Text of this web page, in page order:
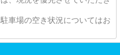
車場の空き状況についてはお